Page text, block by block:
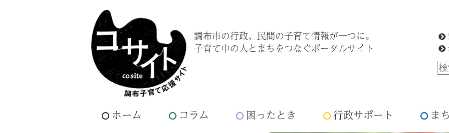
調布市の行政、民間の子育て情報が一つに。
子育て中の人とまちをつなぐポータルサイト
ホーム コラム 困ったとき 行政サポート ま